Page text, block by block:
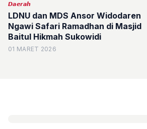
𝘿𝙖𝙚𝙧𝙖𝙝
LDNU dan MDS Ansor Widodaren
Ngawi Safari Ramadhan di Masjid
Baitul Hikmah Sukowidi
01 MARET 2026